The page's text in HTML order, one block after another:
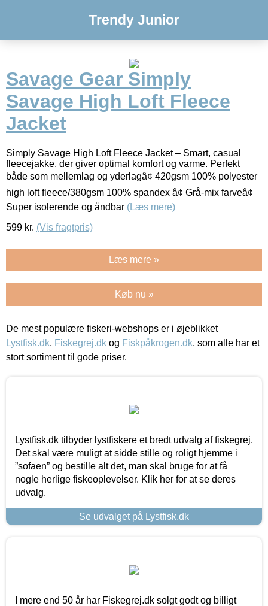
Trendy Junior
Savage Gear Simply
Savage High Loft Fleece
Jacket
Simply Savage High Loft Fleece Jacket – Smart, casual
fleecejakke, der giver optimal komfort og varme. Perfekt
både som mellemlag og yderlagâ¢ 420gsm 100% polyester
high loft fleece/380gsm 100% spandex â¢ Grå-mix farveâ¢
Super isolerende og åndbar (Læs mere)
599 kr. (Vis fragtpris)
Læs mere »
Køb nu »
De mest populære fiskeri-webshops er i øjeblikket
Lystfisk.dk, Fiskegrej.dk og Fiskpåkrogen.dk, som alle har et
stort sortiment til gode priser.
Lystfisk.dk tilbyder lystfiskere et bredt udvalg af fiskegrej.
Det skal være muligt at sidde stille og roligt hjemme i
”sofaen” og bestille alt det, man skal bruge for at få
nogle herlige fiskeoplevelser. Klik her for at se deres
udvalg.
Se udvalget på Lystfisk.dk
I mere end 50 år har Fiskegrej.dk solgt godt og billigt